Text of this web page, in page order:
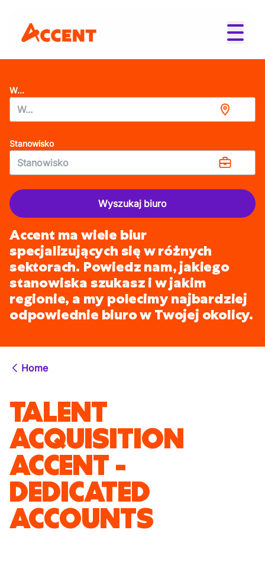
W...
Stanowisko
Wyszukaj biuro
Accent ma wiele biur
specjalizujących się w różnych
sektorach. Powiedz nam, jakiego
stanowiska szukasz i w jakim
regionie, a my polecimy najbardziej
odpowiednie biuro w Twojej okolicy.
Home
TALENT
ACQUISITION
ACCENT -
DEDICATED
ACCOUNTS